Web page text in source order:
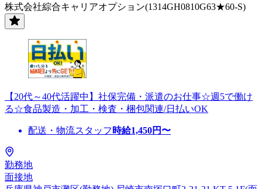
株式会社綜合キャリアオプション(1314GH0810G63★60-S)
【20代～40代活躍中】社保完備・派遣のお仕事☆週5で働け
る☆食品製造・加工・検査・梱包関連/日払いOK
配送・物流スタッフ 時給1,450円〜
勤務地
面接地